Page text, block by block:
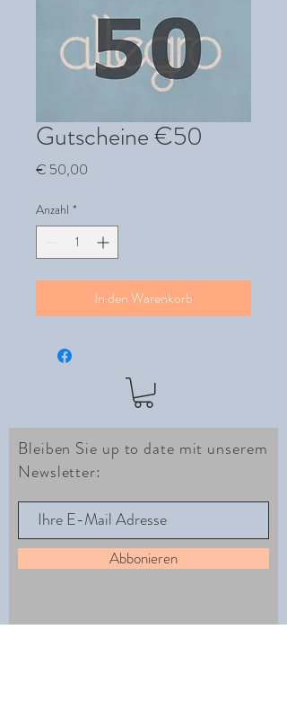
Gutscheine €50
€ 50,00
Anzahl *
In den Warenkorb
Bleiben Sie up to date mit unserem
Newsletter:
Abbonieren